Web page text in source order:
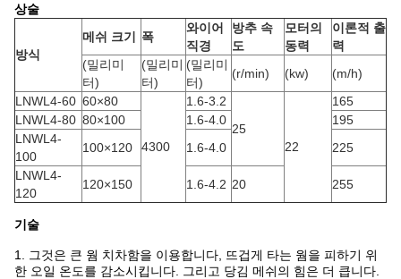
상술
방식
메쉬 크기 폭
와이어
직경
방추 속
도
모터의
동력
이론적 출
력
(밀리미
터)
(밀리미
터)
(밀리미
터)
(r/min) (kw)
(m/h)
LNWL4-60 60×80
4300
1.6-3.2
25
22
165
LNWL4-80 80×100 1.6-4.0
195
LNWL4-
100
100×120 1.6-4.0
225
LNWL4-
120
120×150 1.6-4.2 20 255
기술
1. 그것은 큰 웜 치차함을 이용합니다, 뜨겁게 타는 웜을 피하기 위
한 오일 온도를 감소시킵니다. 그리고 당김 메쉬의 힘은 더 큽니다.